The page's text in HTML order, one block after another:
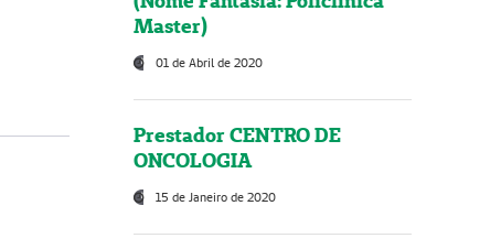
Master)
01 de Abril de 2020
Prestador CENTRO DE
ONCOLOGIA
15 de Janeiro de 2020